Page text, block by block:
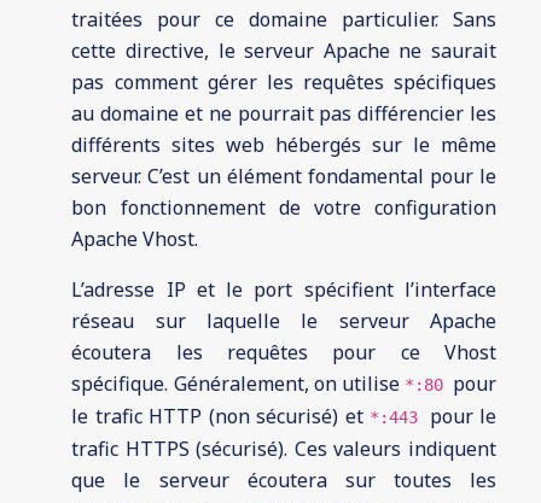
traitées pour ce domaine particulier. Sans
cette directive, le serveur Apache ne saurait
pas comment gérer les requêtes spécifiques
au domaine et ne pourrait pas différencier les
différents sites web hébergés sur le même
serveur. C’est un élément fondamental pour le
bon fonctionnement de votre configuration
Apache Vhost.
L’adresse IP et le port spécifient l’interface
réseau sur laquelle le serveur Apache
écoutera les requêtes pour ce Vhost
spécifique. Généralement, on utilise *:80 pour
le trafic HTTP (non sécurisé) et *:443 pour le
trafic HTTPS (sécurisé). Ces valeurs indiquent
que le serveur écoutera sur toutes les